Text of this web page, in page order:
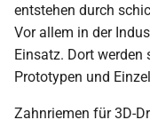
entstehen durch
Vor allem in der
Einsatz. Dort werden
Prototypen und
Zahnriemen für 3D-